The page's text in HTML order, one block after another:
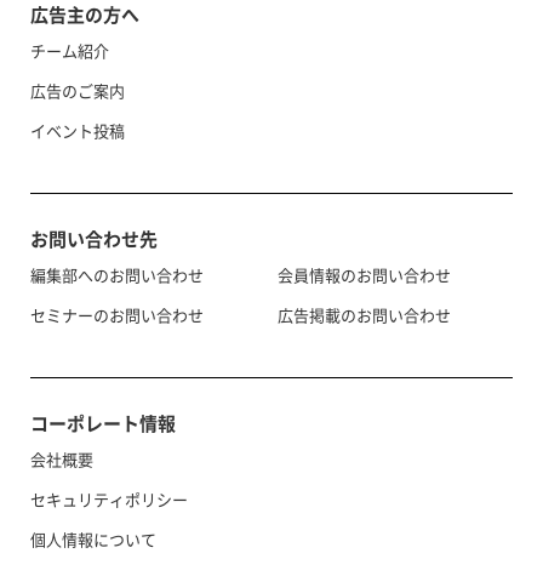
広告主の方へ
チーム紹介
広告のご案内
イベント投稿
お問い合わせ先
編集部へのお問い合わせ
セミナーのお問い合わせ
会員情報のお問い合わせ
広告掲載のお問い合わせ
コーポレート情報
会社概要
セキュリティポリシー
個人情報について